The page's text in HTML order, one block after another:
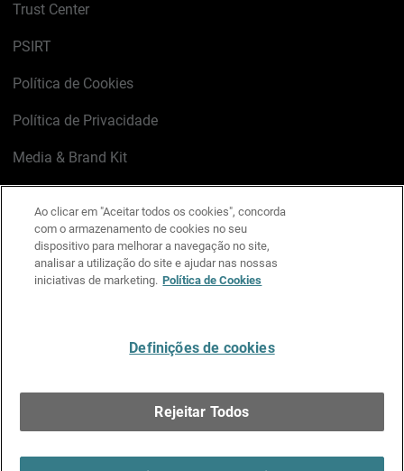
Trust Center
PSIRT
Política de Cookies
Política de Privacidade
Media & Brand Kit
LinkedIn
X FacebookInstagram
YouTube
Ao clicar em "Aceitar todos os cookies", concorda
com o armazenamento de cookies no seu
dispositivo para melhorar a navegação no site,
analisar a utilização do site e ajudar nas nossas
iniciativas de marketing. Política de Cookies
Definições de cookies
Rejeitar Todos